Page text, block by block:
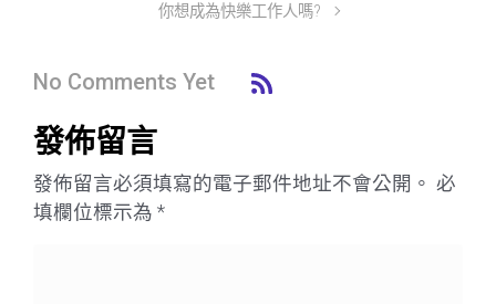
你想成為快樂工作人嗎?
No Comments Yet
發佈留言
發佈留言必須填寫的電子郵件地址不會公開。 必
填欄位標示為 *